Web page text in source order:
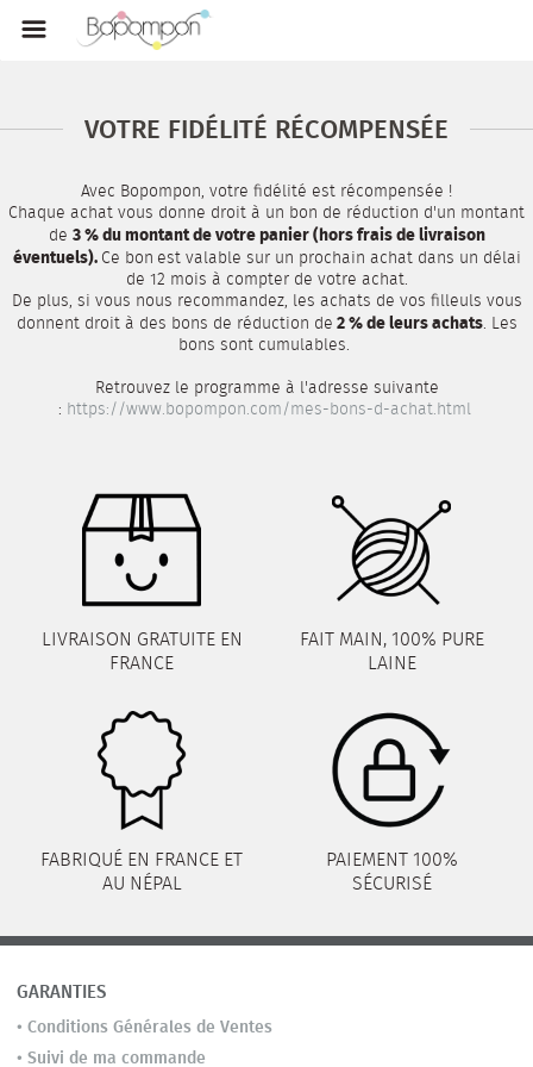
VOTRE FIDÉLITÉ RÉCOMPENSÉE
Avec Bopompon, votre fidélité est récompensée !
Chaque achat vous donne droit à un bon de réduction d'un montant
de 3 % du montant de votre panier (hors frais de livraison
éventuels). Ce bon est valable sur un prochain achat dans un délai
de 12 mois à compter de votre achat.
De plus, si vous nous recommandez, les achats de vos filleuls vous
donnent droit à des bons de réduction de 2 % de leurs achats. Les
bons sont cumulables.
Retrouvez le programme à l'adresse suivante
: https://www.bopompon.com/mes-bons-d-achat.html
LIVRAISON GRATUITE EN
FRANCE
FAIT MAIN, 100% PURE
LAINE
FABRIQUÉ EN FRANCE ET
AU NÉPAL
PAIEMENT 100%
SÉCURISÉ
GARANTIES
• Conditions Générales de Ventes
• Suivi de ma commande